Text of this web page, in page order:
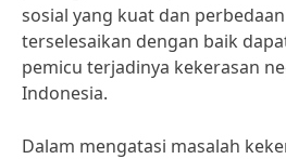
sosial yang kuat dan
terselesaikan dengan baik
pemicu terjadinya kekerasan
Indonesia.
Dalam mengatasi masalah